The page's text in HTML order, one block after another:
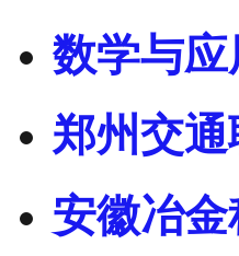
数学与
郑州交
安徽冶